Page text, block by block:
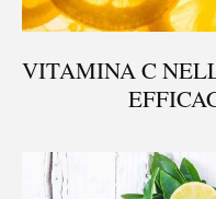
VITAMINA C